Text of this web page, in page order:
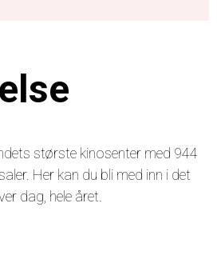
største kinosenter med 944
Her kan du bli med inn i det
dag, hele året.